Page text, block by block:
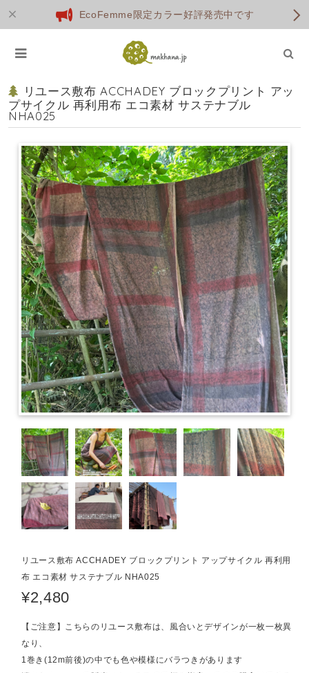
EcoFemme限定カラー好評発売中です
リユース敷布 ACCHADEY ブロックプリント アッ
プサイクル 再利用布 エコ素材 サステナブル
NHA025
リユース敷布 ACCHADEY ブロックプリント アップサイクル 再利用
布 エコ素材 サステナブル NHA025
¥2,480
【ご注意】こちらのリユース敷布は、風合いとデザインが一枚一枚異
なり、
1巻き(12m前後)の中でも色や模様にバラつきがあります